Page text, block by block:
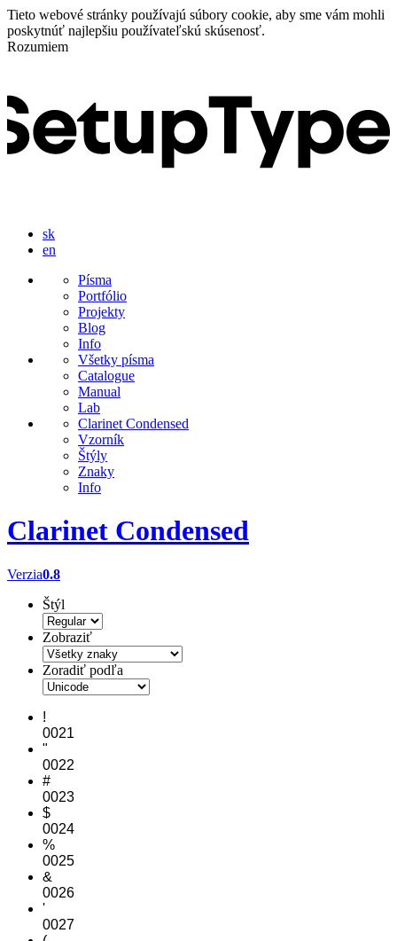
Tieto webové stránky používajú súbory cookie, aby sme vám mohli
poskytnúť najlepšiu používateľskú skúsenosť.
Rozumiem
sk
en
Písma
Portfólio
Projekty
Blog
Info
Všetky písma
Catalogue
Manual
Lab
Clarinet Condensed
Vzorník
Štýly
Znaky
Info
Clarinet Condensed
Verzia0.8
Štýl
Zobraziť
Zoradiť podľa
!
0021
"
0022
#
0023
$
0024
%
0025
&
0026
'
0027